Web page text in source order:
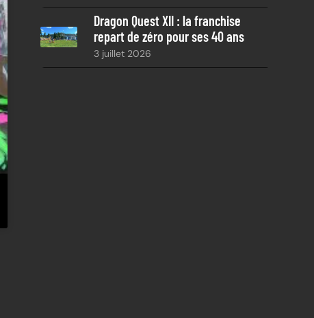
Dragon Quest XII : la franchise
repart de zéro pour ses 40 ans
3 juillet 2026